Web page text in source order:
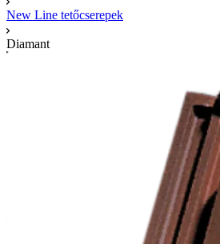
New Line tetőcserepek
Diamant